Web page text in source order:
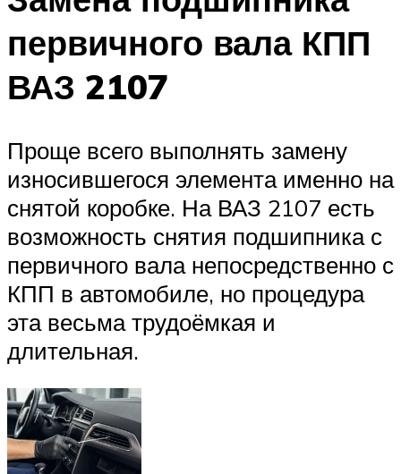
первичного вала КПП
ВАЗ 2107
Проще всего выполнять замену
износившегося элемента именно на
снятой коробке. На ВАЗ 2107 есть
возможность снятия подшипника с
первичного вала непосредственно с
КПП в автомобиле, но процедура
эта весьма трудоёмкая и
длительная.